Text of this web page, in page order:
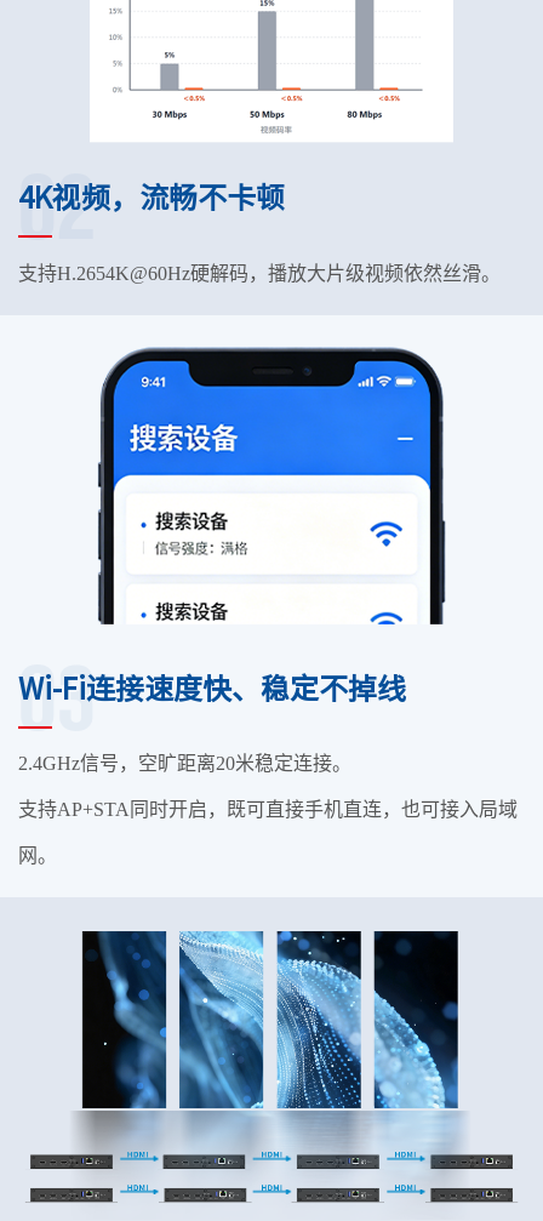
4K视频，流畅不卡顿
02
支持H.2654K@60Hz硬解码，播放大片级视频依然丝滑。
Wi-Fi连接速度快、稳定不掉线
03
2.4GHz信号，空旷距离20米稳定连接。
支持AP+STA同时开启，既可直接手机直连，也可接入局域
网。